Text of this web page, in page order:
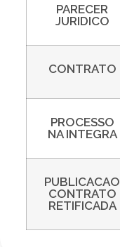
PARECER
JURIDICO
CONTRATO
PROCESSO
NA INTEGRA
PUBLICACAO
CONTRATO
RETIFICADA